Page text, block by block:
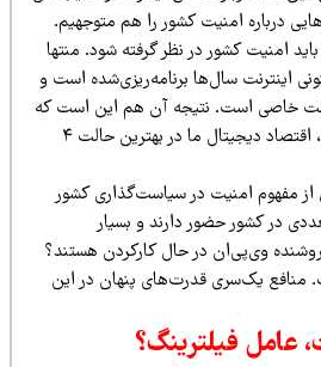
امنیت کشور را هم متوجهیم.
کشور در نظر گرفته شود. منتها
سال‌ها برنامه‌ریزی‌شده است و
است. نتیجه آن هم این است که
نخبگان ما مهاجرت می‌کنند، اقتصاد دیجیتال ما در بهترین حالت ۴
امنیت در سیاست‌گذاری کشور
کشور حضور دارند و بسیار
وی‌پی‌ان در حال کارکردن هستند؟
یک‌سری قدرت‌های پنهان در این
فیلترینگ؟